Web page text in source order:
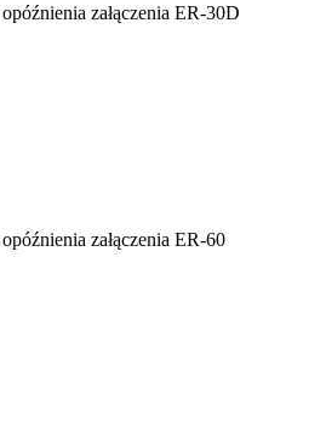
załączenia ER-30D
załączenia ER-60